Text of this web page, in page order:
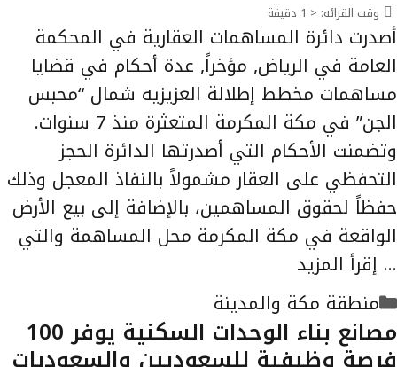
وقت القرائه: < 1 دقيقة
أصدرت دائرة المساهمات العقارية في المحكمة
العامة في الرياض, مؤخراً, عدة أحكام في قضايا
مساهمات مخطط إطلالة العزيزيه شمال “محبس
الجن” في مكة المكرمة المتعثرة منذ 7 سنوات.
وتضمنت الأحكام التي أصدرتها الدائرة الحجز
التحفظي على العقار مشمولاً بالنفاذ المعجل وذلك
حفظاً لحقوق المساهمين، بالإضافة إلى بيع الأرض
الواقعة في مكة المكرمة محل المساهمة والتي
… إقرأ المزيد
التصنيفات
منطقة مكة والمدينة
مصانع بناء الوحدات السكنية يوفر 100